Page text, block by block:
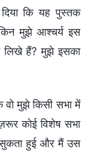
कि यह पुस्तक
मुझे आश्चर्य इस
लिखे हैं? मुझे इसका
वो मुझे किसी सभा में
कोई विशेष सभा
हुई और मैं उस